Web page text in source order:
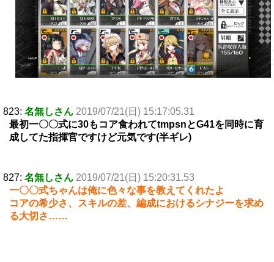
823: 名無しさん 2019/07/21(日) 15:17:05.31
最初一〇〇式に30もコア食われてtmpsnとG41を同時に育
成してた指揮官ですけど元気です(半ギレ)
827: 名無しさん 2019/07/21(日) 15:20:31.53
一〇〇式ちゃんは俺に色々な事を教えてくれたよ
コアの希少さ、スキルの差、編成におけるシナジーを求め
る大切さ……